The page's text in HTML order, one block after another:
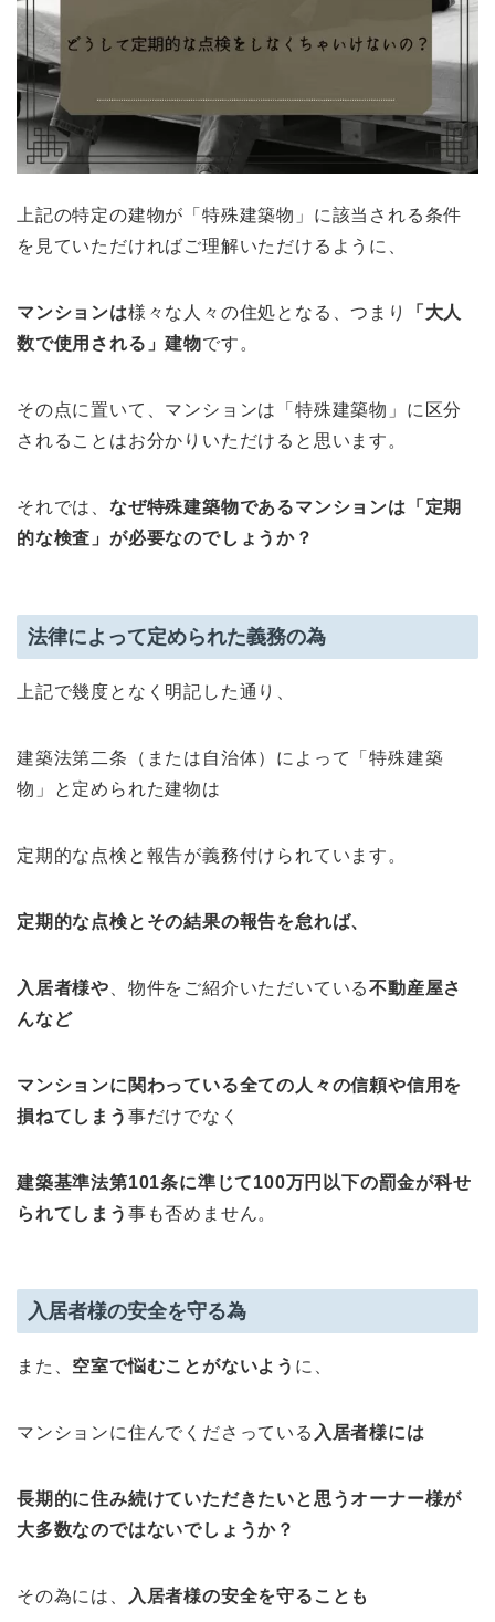
上記の特定の建物が「特殊建築物」に該当される条件
を見ていただければご理解いただけるように、
マンションは様々な人々の住処となる、つまり
「大人
数で使用される」建物です。
その点に置いて、マンションは「特殊建築物」に区分
されることはお分かりいただけると思います。
それでは、 なぜ特殊建築物であるマンションは「定期
的な検査」が必要なのでしょうか？
法律によって定められた義務の為
上記で幾度となく明記した通り、
建築法第二条（または自治体）によって「特殊建築
物」と定められた建物は
定期的な点検と報告が義務付けられています。
定期的な点検とその結果の報告を怠れば、
入居者様や 、物件をご紹介いただいている不動産屋さ
んなど
マンションに関わっている全ての人々の信頼や信用を
損ねてしまう 事だけでなく
建築基準法第101条に準じて100万円以下の罰金が科せ
られてしまう 事も否めません。
入居者様の安全を守る為
また、 空室で悩むことがないよう に、
マンションに住んでくださっている 入居者様には
長期的に住み続けていただきたいと思うオーナー様が
大多数なのではないでしょうか？
その為には、 入居者様の安全を守ることも